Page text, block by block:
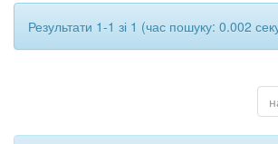
Результати 1-1 зі 1 (час пошуку: 0.002